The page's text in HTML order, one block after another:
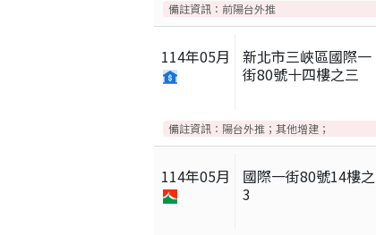
備註資訊： 前陽台外推
114年05月
新北市三峽區國際一
街80號十四樓之三
備註資訊： 陽台外推；其他增建；
114年05月
國際一街80號14樓之
3